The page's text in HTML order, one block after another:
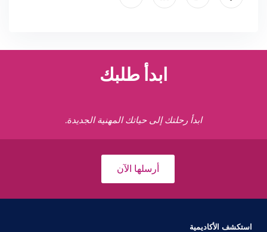
ابدأ طلبك
ابدأ رحلتك إلى حياتك المهنية الجديدة.
أرسلها الآن
استكشف الأكاديمية